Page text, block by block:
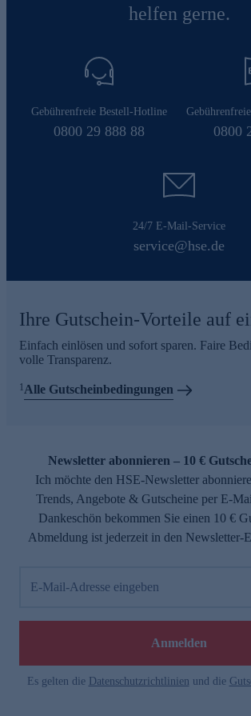
helfen gerne.
Gebührenfreie Bestell-Hotline
0800 29 888 88 0800
24/7 E-Mail-Service
service@hse.de
Ihre Gutschein-Vorteile auf
Einfach einlösen und sofort sparen. Faire
volle Transparenz.
1 Alle Gutscheinbedingungen
Newsletter abonnieren – 10 €
Ich möchte den HSE-Newsletter
Trends, Angebote & Gutscheine per E-
Dankeschön bekommen Sie einen 10 €
Abmeldung ist jederzeit in den Newsletter-
E-Mail-Adresse eingeben
Anmelden
Es gelten die Datenschutzrichtlinien und die